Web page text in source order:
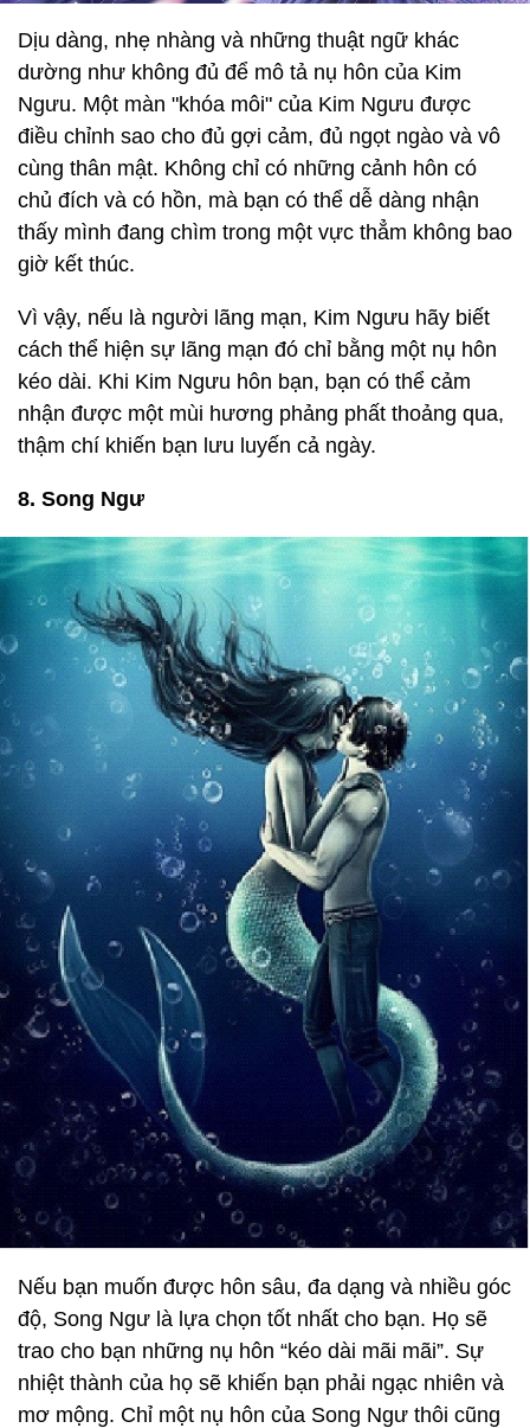
Dịu dàng, nhẹ nhàng và những thuật ngữ khác
dường như không đủ để mô tả nụ hôn của Kim
Ngưu. Một màn "khóa môi" của Kim Ngưu được
điều chỉnh sao cho đủ gợi cảm, đủ ngọt ngào và vô
cùng thân mật. Không chỉ có những cảnh hôn có
chủ đích và có hồn, mà bạn có thể dễ dàng nhận
thấy mình đang chìm trong một vực thẳm không bao
giờ kết thúc.
Vì vậy, nếu là người lãng mạn, Kim Ngưu hãy biết
cách thể hiện sự lãng mạn đó chỉ bằng một nụ hôn
kéo dài. Khi Kim Ngưu hôn bạn, bạn có thể cảm
nhận được một mùi hương phảng phất thoảng qua,
thậm chí khiến bạn lưu luyến cả ngày.
8. Song Ngư
Nếu bạn muốn được hôn sâu, đa dạng và nhiều góc
độ, Song Ngư là lựa chọn tốt nhất cho bạn. Họ sẽ
trao cho bạn những nụ hôn “kéo dài mãi mãi”. Sự
nhiệt thành của họ sẽ khiến bạn phải ngạc nhiên và
mơ mộng. Chỉ một nụ hôn của Song Ngư thôi cũng